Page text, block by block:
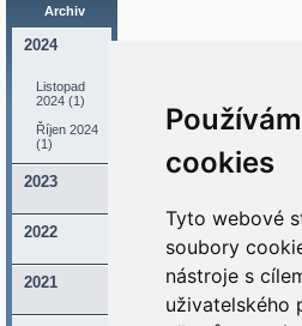
cookies
Tyto webové
soubory
nástroje s
uživatelského
Archiv
2024
Listopad
2024 (1)
Říjen 2024
(1)
2023
2022
2021